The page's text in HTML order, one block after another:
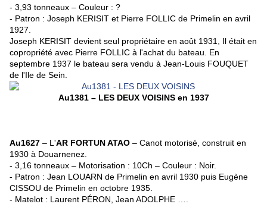
- 3,93 tonneaux – Couleur : ?
- Patron : Joseph KERISIT et Pierre FOLLIC de Primelin en avril
1927.
Joseph KERISIT devient seul propriétaire en août 1931, Il était en
copropriété avec Pierre FOLLIC à l'achat du bateau. En
septembre 1937 le bateau sera vendu à Jean-Louis FOUQUET
de l'Ile de Sein.
Au1381 – LES DEUX VOISINS en 1937
Au1627 – L'AR FORTUN ATAO – Canot motorisé, construit en
1930 à Douarnenez.
- 3,16 tonneaux – Motorisation : 10Ch – Couleur : Noir.
- Patron : Jean LOUARN de Primelin en avril 1930 puis Eugène
CISSOU de Primelin en octobre 1935.
- Matelot : Laurent PÉRON, Jean ADOLPHE ….